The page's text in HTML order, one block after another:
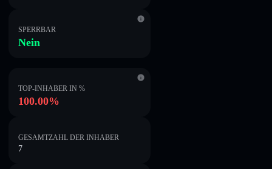
SPERRBAR
Nein
TOP-INHABER IN %
100.00%
GESAMTZAHL DER INHABER
7